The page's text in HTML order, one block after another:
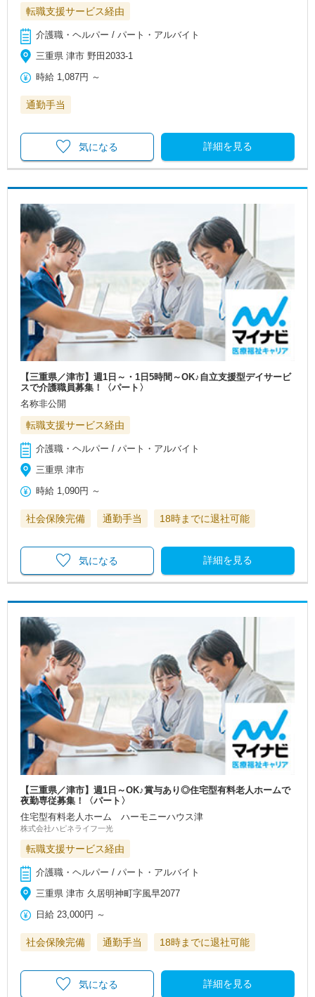
転職支援サービス経由
介護職・ヘルパー / パート・アルバイト
三重県 津市 野田2033-1
時給 1,087円 ～
通勤手当
詳細を見る
気になる
【三重県／津市】週1日～・1日5時間～OK♪自立支援型デイサービ
スで介護職員募集！〈パート〉
名称非公開
転職支援サービス経由
介護職・ヘルパー / パート・アルバイト
三重県 津市
時給 1,090円 ～
社会保険完備 通勤手当 18時までに退社可能
詳細を見る
気になる
【三重県／津市】週1日～OK♪賞与あり◎住宅型有料老人ホームで
夜勤専従募集！〈パート〉
住宅型有料老人ホーム ハーモニーハウス津
株式会社ハピネライフ一光
転職支援サービス経由
介護職・ヘルパー / パート・アルバイト
三重県 津市 久居明神町字風早2077
日給 23,000円 ～
社会保険完備 通勤手当 18時までに退社可能
詳細を見る
気になる